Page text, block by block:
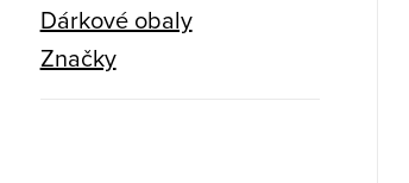
Dárkové obaly
Značky